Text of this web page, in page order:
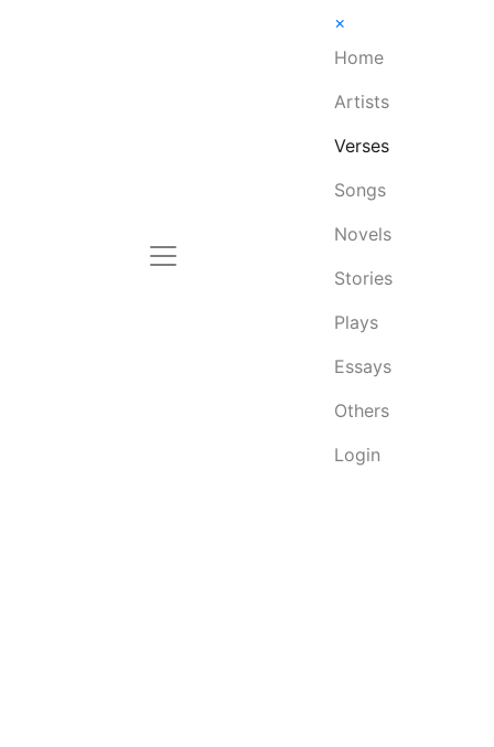
×
Home
Artists
Verses
Songs
Novels
Stories
Plays
Essays
Others
Login